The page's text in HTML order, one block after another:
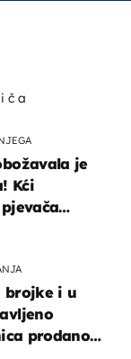
je
Kći
brojke i u
prodano